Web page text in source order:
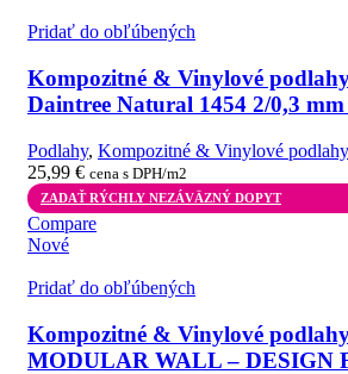
Pridať do obľúbených
Kompozitné & Vinylové
Daintree Natural 1454 2/0,3
Podlahy, Kompozitné & Vinylové podlahy
25,99 € cena s DPH/m2
ZADAŤ RÝCHLY NEZÁVÄZNÝ DOPYT
Compare
Nové
Pridať do obľúbených
Kompozitné & Vinylové
MODULAR WALL – DESIGN